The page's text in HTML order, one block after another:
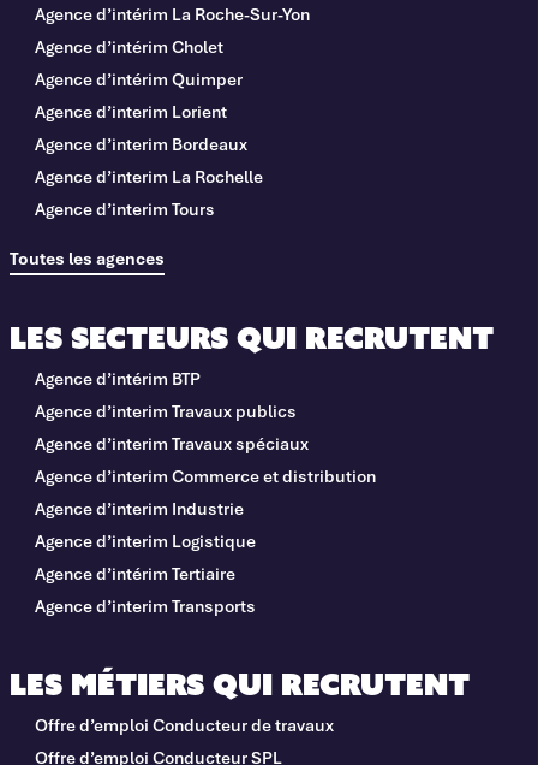
Agence d’intérim La Roche-Sur-Yon
Agence d’intérim Cholet
Agence d’intérim Quimper
Agence d’interim Lorient
Agence d’interim Bordeaux
Agence d’interim La Rochelle
Agence d’interim Tours
Toutes les agences
Les métiers qui recrutent
Offre d’emploi Conducteur de travaux
Offre d’emploi Conducteur SPL
Les secteurs qui recrutent
Agence d’intérim BTP
Agence d’interim Travaux publics
Agence d’interim Travaux spéciaux
Agence d’interim Commerce et distribution
Agence d’interim Industrie
Agence d’interim Logistique
Agence d’intérim Tertiaire
Agence d’interim Transports